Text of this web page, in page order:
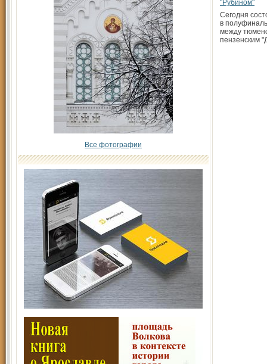
Все фотографии
"Рубином"
Сегодня
в
между
пензенским